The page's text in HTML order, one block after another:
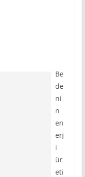
Be
de
ni
n
en
erj
i
ür
eti